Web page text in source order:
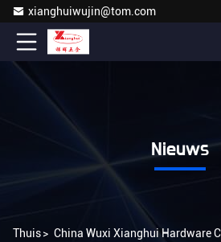
xianghuiwujin@tom.com
Nieuws
Thuis> China Wuxi Xianghui Hardware